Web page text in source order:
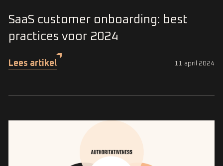
SaaS customer onboarding: best
practices voor 2024
Lees artikel 11 april 2024